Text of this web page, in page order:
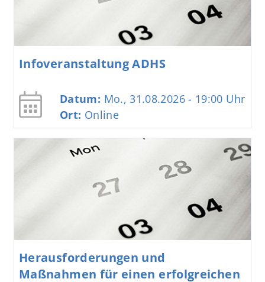
Infoveranstaltung ADHS
Datum: Mo., 31.08.2026 - 19:00 Uhr
Ort: Online
Herausforderungen und
Maßnahmen für einen erfolgreichen